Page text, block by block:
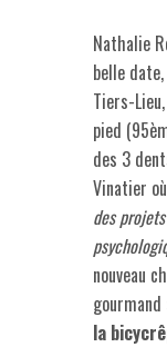
Nathalie
belle
Tiers-
pied
des 3
Vinatier
des
nouveau
gourmand
la